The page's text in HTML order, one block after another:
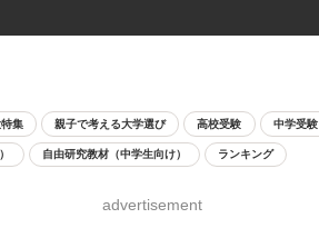
集 親子で考える大学選び 高校受験 中学受験
自由研究教材（中学生向け） ランキング
advertisement